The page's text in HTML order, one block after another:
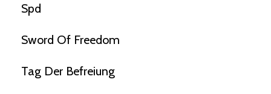
Spd
Sword Of Freedom
Tag Der Befreiung